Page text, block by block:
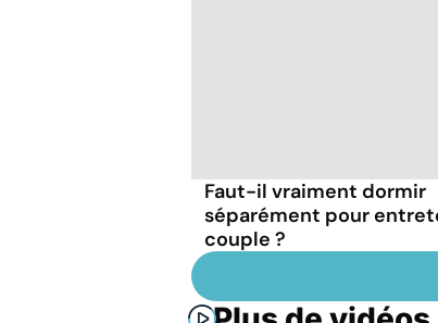
Faut-il vraiment dormir
séparément pour
couple ?